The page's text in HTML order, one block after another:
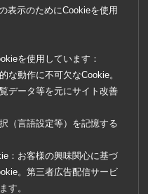
表示のためにCookieを使用
を使用しています：
な動作に不可欠なCookie。
データ等を元にサイト改善
（言語設定等）を記憶する
：お客様の興味関心に基づ
。第三者広告配信サービ
す。